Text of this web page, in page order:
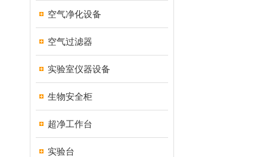
空气净化设备
空气过滤器
实验室仪器设备
生物安全柜
超净工作台
实验台